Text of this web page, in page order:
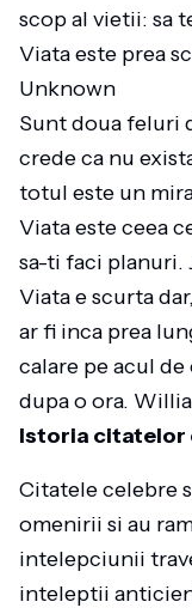
scop al vietii: sa
Viata este prea
Unknown
Sunt doua feluri
crede ca nu
totul este un
Viata este ceea
sa-ti faci planuri.
Viata e scurta
ar fi inca prea
calare pe acul
dupa o ora.
Istoria citatelor
Citatele celebre
omenirii si au
intelepciunii
inteleptii